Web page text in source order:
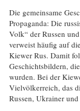
Die gemeinsame
Propaganda: Die
Volk“ der Russen
verweist häufig auf
Kiewer Rus. Damit
Geschichtsbildern,
wurden. Bei der
Vielvölkerreich, das
Russen, Ukrainer